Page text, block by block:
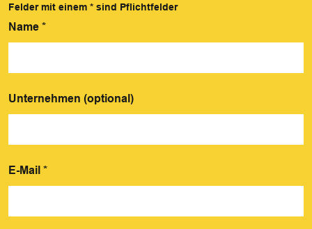
Felder mit einem * sind Pflichtfelder
Name *
Unternehmen (optional)
E-Mail *